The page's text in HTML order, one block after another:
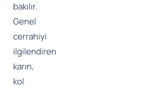
bakılır.
Genel
cerrahiyi
ilgilendiren
karın,
kol